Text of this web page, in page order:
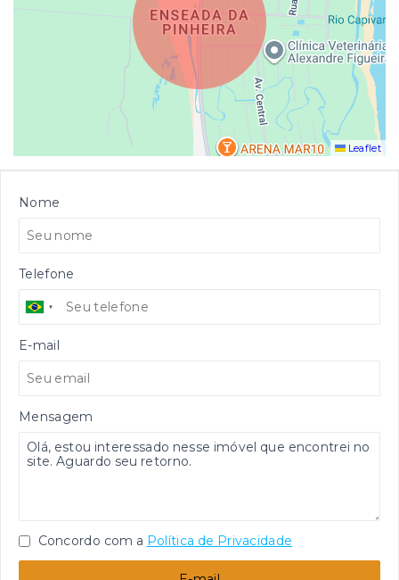
Leaflet
Nome
Telefone
E-mail
Mensagem
Concordo com a Política de Privacidade